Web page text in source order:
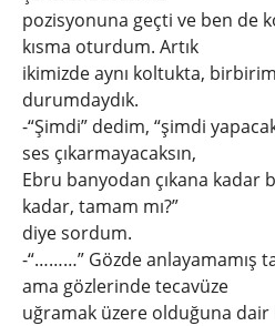
pozisyonuna geçti ve ben de
kısma oturdum. Artık
ikimizde aynı koltukta,
durumdaydık.
-“Şimdi” dedim, “şimdi
ses çıkarmayacaksın,
Ebru banyodan çıkana kadar
kadar, tamam mı?”
diye sordum.
-“………” Gözde anlayamamış
ama gözlerinde tecavüze
uğramak üzere olduğuna